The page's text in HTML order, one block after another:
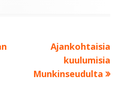
Seuraava:
Ajankohtaisia
kuulumisia
Munkinseudulta